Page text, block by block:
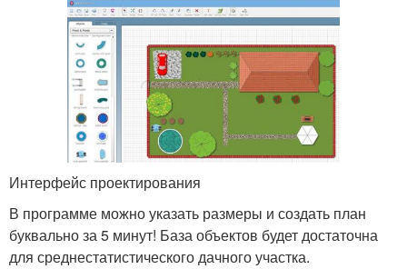
Интерфейс проектирования
В программе можно указать размеры и создать план
буквально за 5 минут! База объектов будет достаточна
для среднестатистического дачного участка.